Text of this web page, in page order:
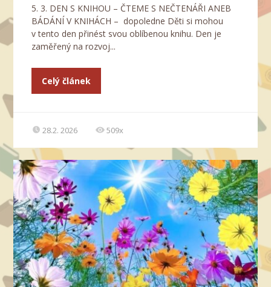
5. 3. DEN S KNIHOU – ČTEME S NEČTENÁŘI ANEB
BÁDÁNÍ V KNIHÁCH – dopoledne Děti si mohou
v tento den přinést svou oblíbenou knihu. Den je
zaměřený na rozvoj...
Celý článek
28.2. 2026 509x